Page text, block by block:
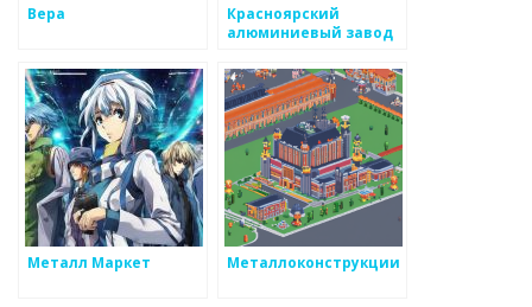
Вера
Красноярский
алюминиевый завод
Металл Маркет Металлоконструкции